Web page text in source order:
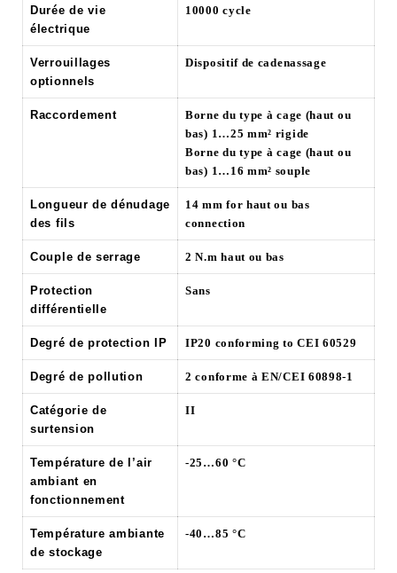
Durée de vie
électrique
10000 cycle
Verrouillages
optionnels
Dispositif de cadenassage
Raccordement
Borne du type à cage (haut ou
bas) 1…25 mm² rigide
Borne du type à cage (haut ou
bas) 1…16 mm² souple
Longueur de dénudage
des fils
14 mm for haut ou bas
connection
Couple de serrage 2 N.m haut ou bas
Protection
différentielle
Sans
Degré de protection IP IP20 conforming to CEI 60529
Degré de pollution 2 conforme à EN/CEI 60898-1
Catégorie de
surtension
II
Température de l’air
ambiant en
fonctionnement
-25…60 °C
Température ambiante
de stockage
-40…85 °C